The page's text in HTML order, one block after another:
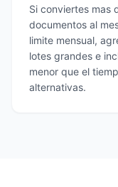
Si conviertes mas
documentos al
limite mensual,
lotes grandes e
menor que el
alternativas.